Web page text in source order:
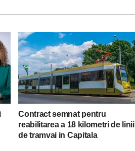
Contract semnat pentru
reabilitarea a 18 kilometri de linii
de tramvai in Capitala